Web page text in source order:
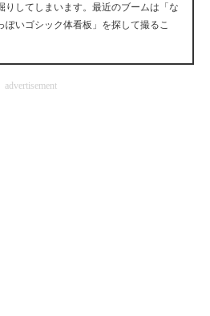
ィ
りしてしまいます。最近のブームは「な
ぽいゴシック体看板」を探して撮るこ
advertisement